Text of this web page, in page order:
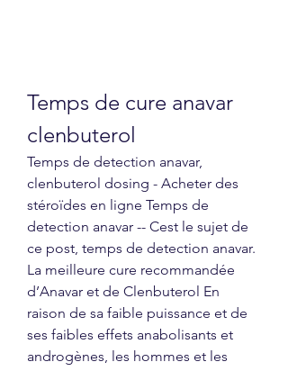
Temps de cure anavar
clenbuterol
Temps de detection anavar,
clenbuterol dosing - Acheter des
stéroïdes en ligne Temps de
detection anavar -- Cest le sujet de
ce post, temps de detection anavar.
La meilleure cure recommandée
d’Anavar et de Clenbuterol En
raison de sa faible puissance et de
ses faibles effets anabolisants et
androgènes, les hommes et les